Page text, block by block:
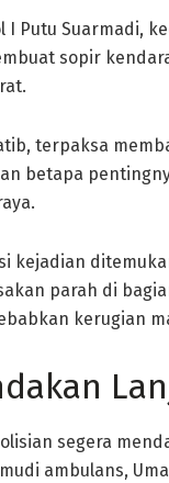
Putu Suarmadi,
sopir
terpaksa
betapa
kejadian
parah di
kerugian
segera
ambulans,